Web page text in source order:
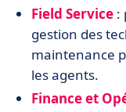
Field Service :
gestion des
maintenance
les agents.
Finance et